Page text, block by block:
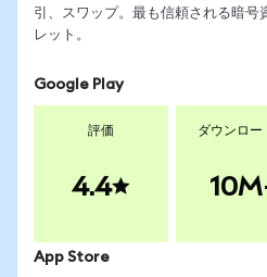
引、スワップ。最も信頼される暗号
レット。
Google Play
評価
4.4
ダウンロー
App Store